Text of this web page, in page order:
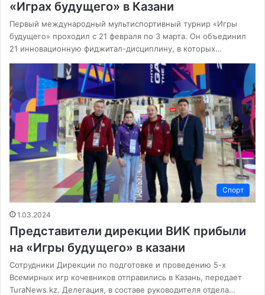
«Играх будущего» в Казани
Первый международный мультиспортивный турнир «Игры
будущего» проходил с 21 февраля по 3 марта. Он объединил
21 инновационную фиджитал-дисциплину, в которых…
Спорт
1.03.2024
Представители дирекции ВИК прибыли
на «Игры будущего» в казани
Сотрудники Дирекции по подготовке и проведению 5-х
Всемирных игр кочевников отправились в Казань, передает
TuraNews.kz. Делегация, в составе руководителя отдела…